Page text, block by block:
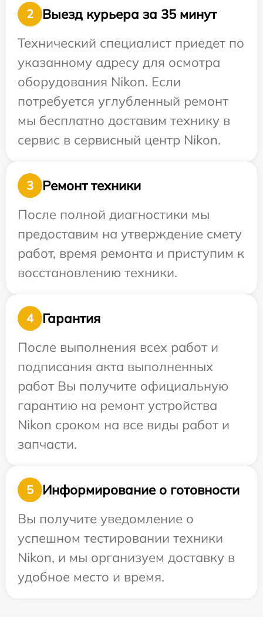
2
Выезд курьера за 35 минут
Технический специалист приедет по
указанному адресу для осмотра
оборудования Nikon. Если
потребуется углубленный ремонт
мы бесплатно доставим технику в
сервис в сервисный центр Nikon.
3
Ремонт техники
После полной диагностики мы
предоставим на утверждение смету
работ, время ремонта и приступим к
восстановлению техники.
4
Гарантия
После выполнения всех работ и
подписания акта выполненных
работ Вы получите официальную
гарантию на ремонт устройства
Nikon сроком на все виды работ и
запчасти.
5
Информирование о готовности
Вы получите уведомление о
успешном тестировании техники
Nikon, и мы организуем доставку в
удобное место и время.